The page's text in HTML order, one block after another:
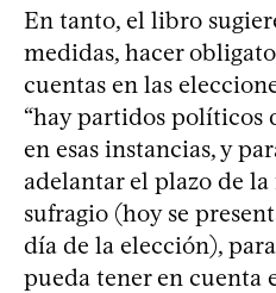
En tanto, el libro
medidas, hacer
cuentas en las
“hay partidos políticos
en esas instancias, y
adelantar el plazo de
sufragio (hoy se
día de la elección),
pueda tener en cuenta